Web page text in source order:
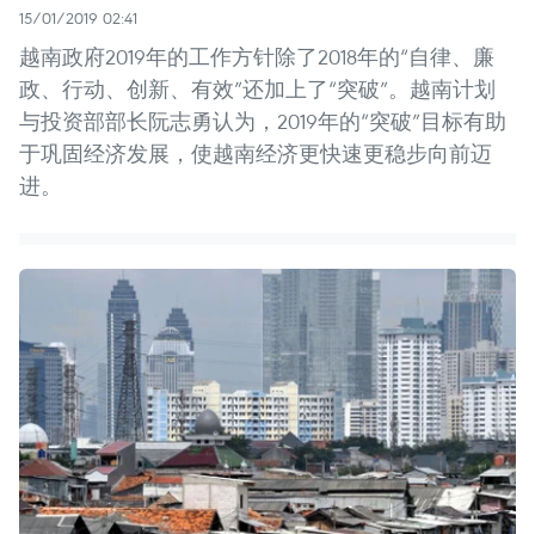
15/01/2019 02:41
越南政府2019年的工作方针除了2018年的“自律、廉
政、行动、创新、有效”还加上了“突破”。越南计划
与投资部部长阮志勇认为，2019年的“突破”目标有助
于巩固经济发展，使越南经济更快速更稳步向前迈
进。